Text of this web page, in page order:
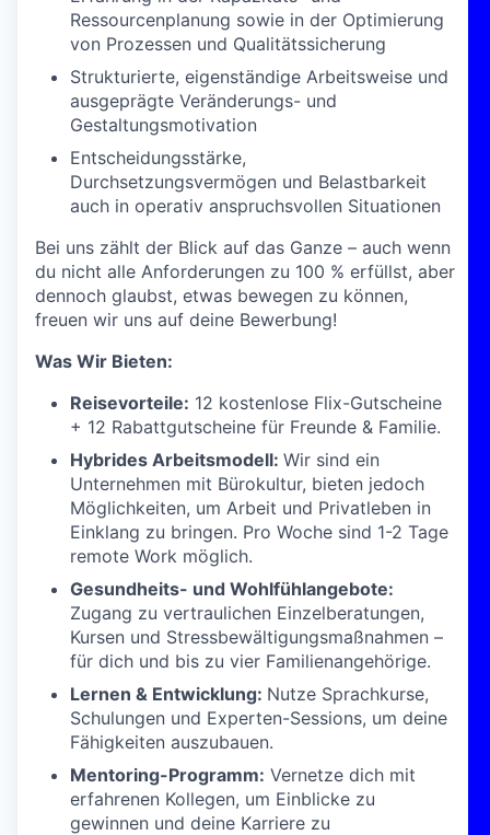
Ressourcenplanung sowie in der Optimierung
von Prozessen und Qualitätssicherung
Strukturierte, eigenständige Arbeitsweise und
ausgeprägte Veränderungs- und
Gestaltungsmotivation
Entscheidungsstärke,
Durchsetzungsvermögen und Belastbarkeit
auch in operativ anspruchsvollen Situationen
Bei uns zählt der Blick auf das Ganze – auch wenn
du nicht alle Anforderungen zu 100 % erfüllst, aber
dennoch glaubst, etwas bewegen zu können,
freuen wir uns auf deine Bewerbung!
Was Wir Bieten:
Reisevorteile: 12 kostenlose Flix-Gutscheine
+ 12 Rabattgutscheine für Freunde & Familie.
Hybrides Arbeitsmodell: Wir sind ein
Unternehmen mit Bürokultur, bieten jedoch
Möglichkeiten, um Arbeit und Privatleben in
Einklang zu bringen. Pro Woche sind 1-2 Tage
remote Work möglich.
Gesundheits- und Wohlfühlangebote:
Zugang zu vertraulichen Einzelberatungen,
Kursen und Stressbewältigungsmaßnahmen –
für dich und bis zu vier Familienangehörige.
Lernen & Entwicklung: Nutze Sprachkurse,
Schulungen und Experten-Sessions, um deine
Fähigkeiten auszubauen.
Mentoring-Programm: Vernetze dich mit
erfahrenen Kollegen, um Einblicke zu
gewinnen und deine Karriere zu